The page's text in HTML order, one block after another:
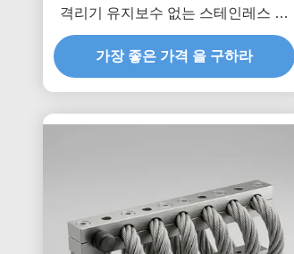
격리기 유지보수 없는 스테인레스 스
틸 충격 장착장
가장 좋은 가격 을 구하라